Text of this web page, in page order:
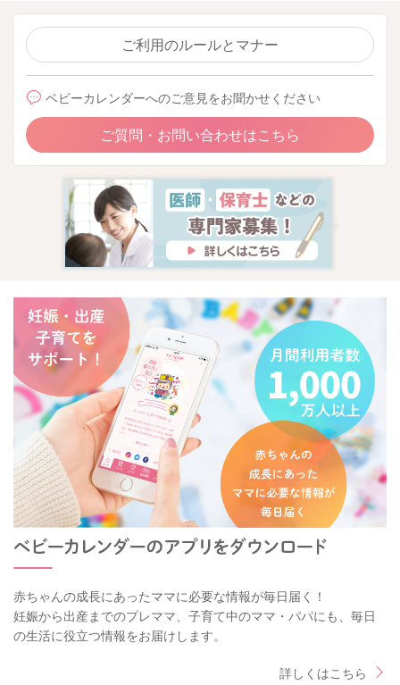
ご利用のルールとマナー
ベビーカレンダーへのご意見をお聞かせください
ご質問・お問い合わせはこちら
赤ちゃんの成長にあったママに必要な情報が毎日届く！
妊娠から出産までのプレママ、子育て中のママ・パパにも、毎日
の生活に役立つ情報をお届けします。
詳しくはこちら